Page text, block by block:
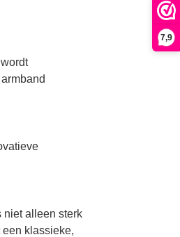
7,9
niet alleen sterk
klassieke,